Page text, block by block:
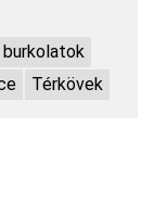
Térkövek